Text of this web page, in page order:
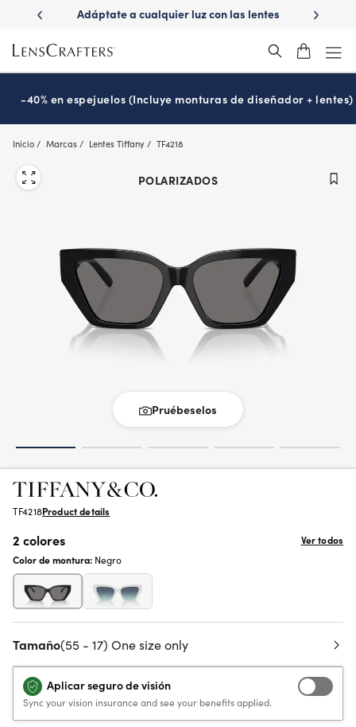
main
content
luz con las lentes
¿Es hora de tu examen de la vista?
-40% en espejuelos (Incluye monturas de diseñador + lentes)
Inicio Marcas Lentes Tiffany TF4218
POLARIZADOS
Pruébeselos
TF4218Product details
2 colores
Ver todos
Color de montura: Negro
Tamaño(55 - 17) One size only
Aplicar seguro de visión
Sync your vision insurance and see your benefits applied.